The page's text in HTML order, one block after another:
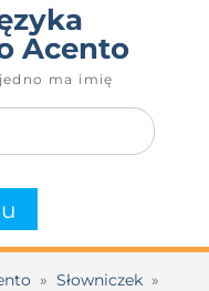
Acento
ma imię
» Słowniczek »